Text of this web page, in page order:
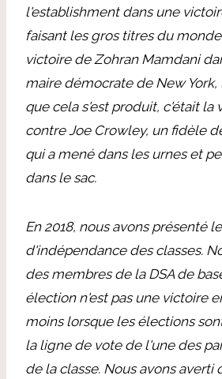
l'establishment dans une
faisant les gros titres du
victoire de Zohran Mamdani
maire démocrate de New
que cela s'est produit, c'était la
contre Joe Crowley, un fidèle
qui a mené dans les urnes et
dans le sac.
En 2018, nous avons présenté
d'indépendance des classes.
des membres de la DSA de
élection n'est pas une victoire
moins lorsque les élections
la ligne de vote de l'une des
de la classe. Nous avons averti